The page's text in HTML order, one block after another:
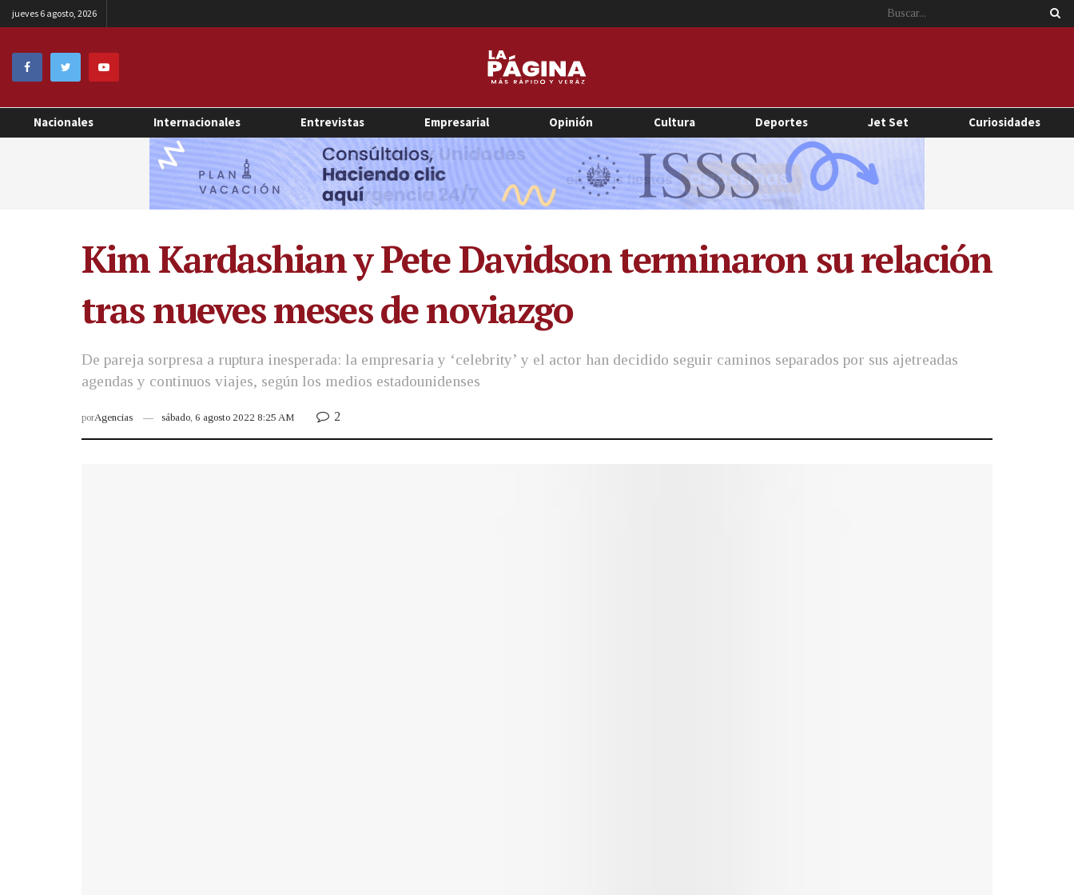
jueves 6 agosto, 2026
Nacionales Internacionales Entrevistas Empresarial Opinión Cultura Deportes Jet Set Curiosidades
Kim Kardashian y Pete Davidson terminaron su relación
tras nueves meses de noviazgo
De pareja sorpresa a ruptura inesperada: la empresaria y ‘celebrity’ y el actor han decidido seguir caminos separados por sus ajetreadas
agendas y continuos viajes, según los medios estadounidenses
porAgencias sábado, 6 agosto 2022 8:25 AM 2